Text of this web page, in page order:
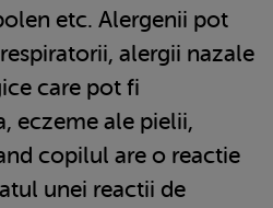
etc. Alergenii pot
alergii nazale
care pot fi
eczeme ale pielii,
copilul are o reactie
unei reactii de